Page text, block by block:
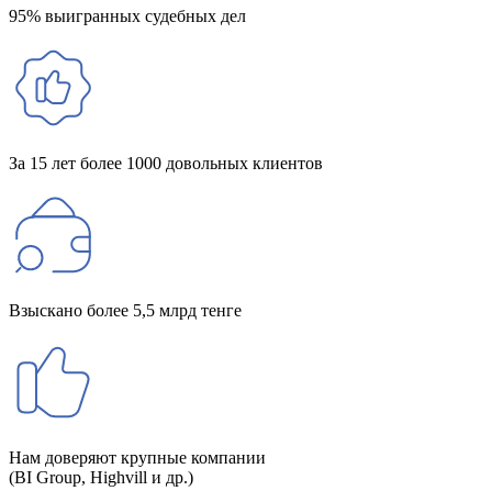
95% выигранных судебных дел
За 15 лет более 1000 довольных клиентов
Взыскано более 5,5 млрд тенге
Нам доверяют крупные компании
(BI Group, Highvill и др.)